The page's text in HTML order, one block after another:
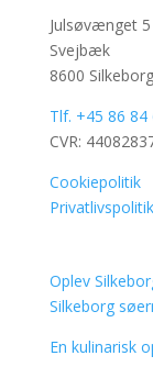
Julsøvænget 5
Svejbæk
8600 Silkeborg
Tlf. +45 86 84
CVR:
Cookiepolitik
Privatlivspolitik
Oplev
Silkeborg
En kulinarisk